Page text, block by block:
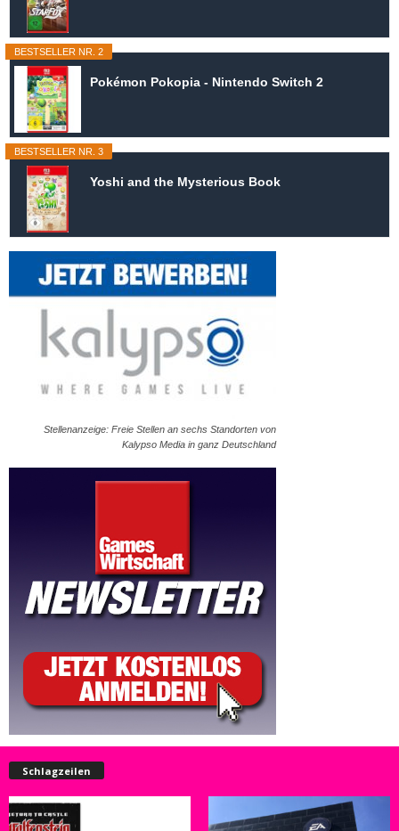
BESTSELLER NR. 2
Pokémon Pokopia - Nintendo Switch 2
BESTSELLER NR. 3
Yoshi and the Mysterious Book
Stellenanzeige: Freie Stellen an sechs Standorten von
Kalypso Media in ganz Deutschland
Schlagzeilen